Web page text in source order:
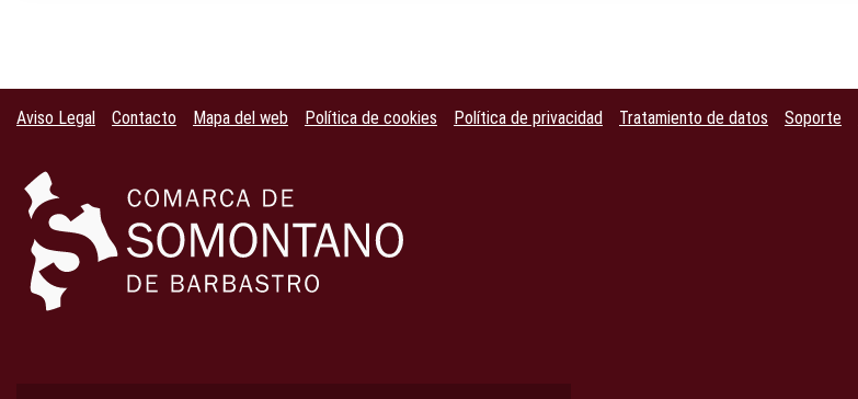
Aviso Legal Contacto Mapa del web Política de cookies Política de privacidad Tratamiento de datos Soporte